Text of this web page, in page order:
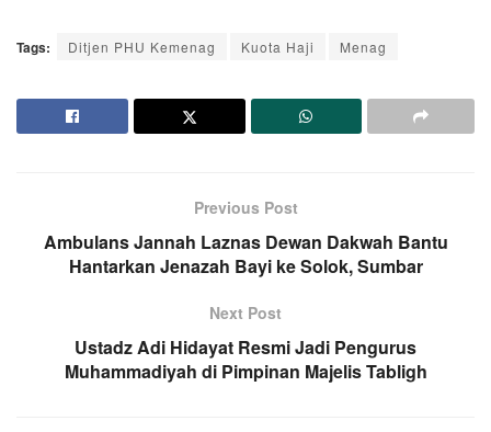
Tags: Ditjen PHU Kemenag Kuota Haji Menag
Previous Post
Ambulans Jannah Laznas Dewan Dakwah Bantu
Hantarkan Jenazah Bayi ke Solok, Sumbar
Next Post
Ustadz Adi Hidayat Resmi Jadi Pengurus
Muhammadiyah di Pimpinan Majelis Tabligh